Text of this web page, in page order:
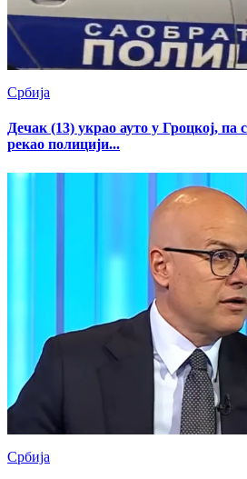
Србија
Дечак (13) украо ауто у Гроцкој, па
рекао полицији...
Србија